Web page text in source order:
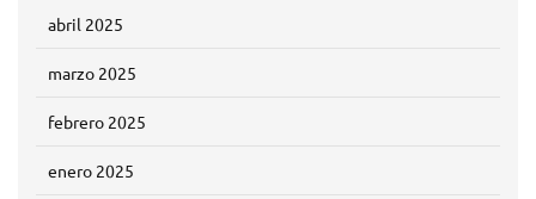
abril 2025
marzo 2025
febrero 2025
enero 2025